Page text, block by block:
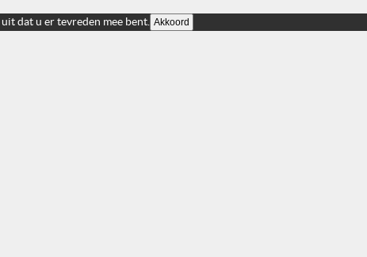
dat u er tevreden mee bent. Akkoord